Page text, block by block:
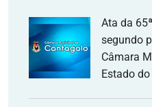
Ata da
segundo
Câmara
Estado